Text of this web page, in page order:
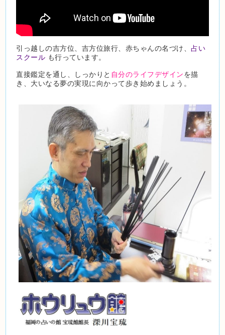
引っ越しの吉方位、吉方位旅行、赤ちゃんの名づけ、占い
スクール も行っています。
直接鑑定を通し、しっかりと 自分のライフデザインを描
き、大いなる夢の実現に向かって歩き始めましょう。